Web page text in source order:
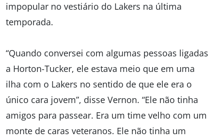
impopular no vestiário do Lakers na última
temporada.
“Quando conversei com algumas pessoas ligadas
a Horton-Tucker, ele estava meio que em uma
ilha com o Lakers no sentido de que ele era o
único cara jovem”, disse Vernon. “Ele não tinha
amigos para passear. Era um time velho com um
monte de caras veteranos. Ele não tinha um